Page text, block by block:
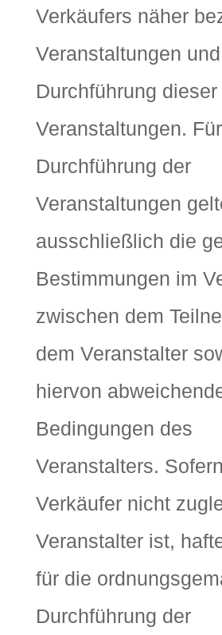
Verkäufers näher
Veranstaltungen
Durchführung dieser
Veranstaltungen.
Durchführung der
Veranstaltungen
ausschließlich die
Bestimmungen im
zwischen dem
dem Veranstalter
hiervon
Bedingungen des
Veranstalters.
Verkäufer nicht
Veranstalter ist,
für die
Durchführung der